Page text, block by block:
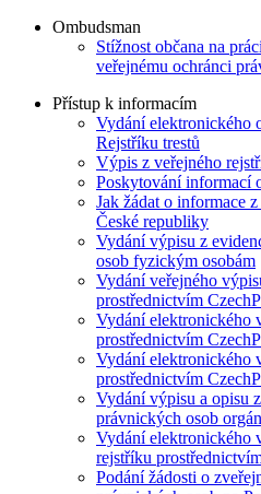
Ombudsman
Stížnost občana na
veřejnému ochránci
Přístup k informacím
Vydání elektronického
Rejstříku trestů
Výpis z veřejného
Poskytování informací
Jak žádat o informace
České republiky
Vydání výpisu z
osob fyzickým osobám
Vydání veřejného
prostřednictvím
Vydání elektronického
prostřednictvím
Vydání elektronického
prostřednictvím
Vydání výpisu a opisu
právnických osob
Vydání elektronického
rejstříku
Podání žádosti o